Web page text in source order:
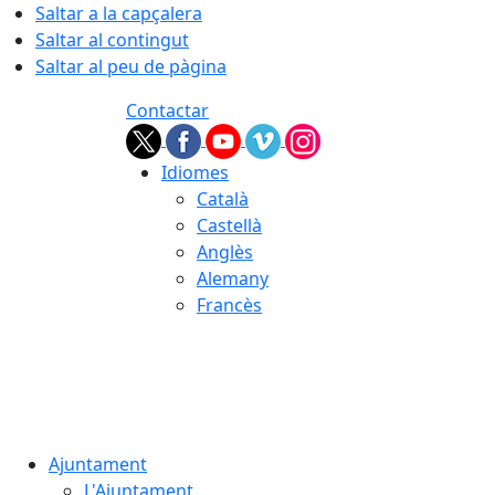
Saltar a la capçalera
Saltar al contingut
Saltar al peu de pàgina
Contactar
Idiomes
Català
Castellà
Anglès
Alemany
Francès
Ajuntament